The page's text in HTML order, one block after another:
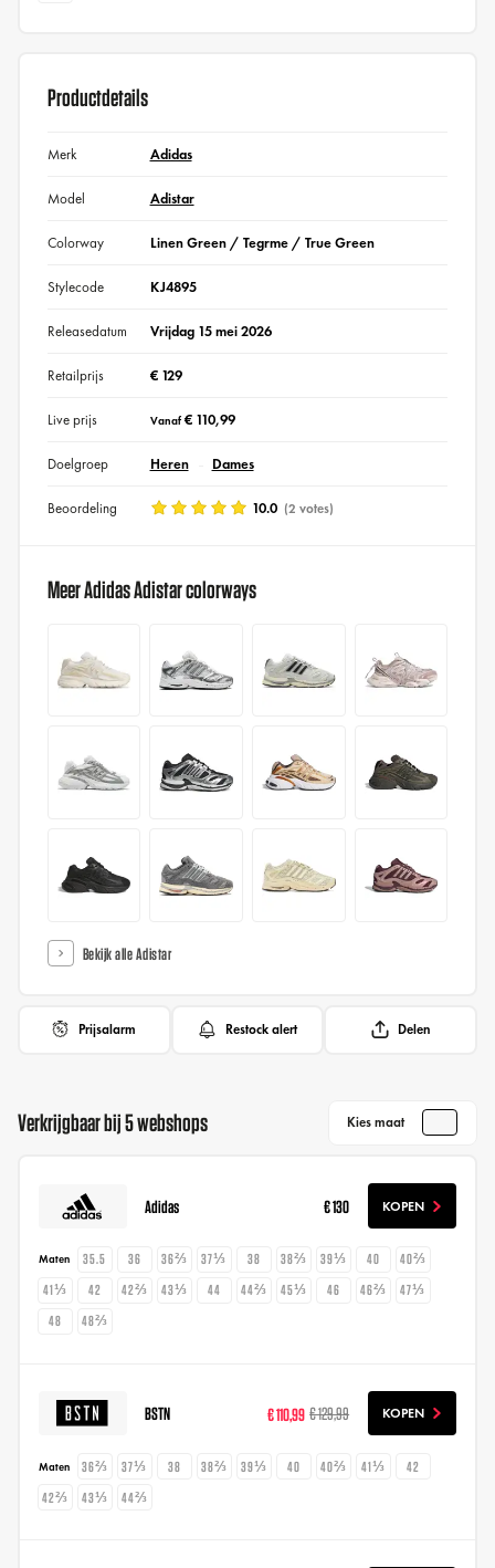
Productdetails
Merk Adidas
Model Adistar
Colorway Linen Green / Tegrme / True Green
Stylecode KJ4895
Releasedatum Vrijdag 15 mei 2026
Retailprijs € 129
Live prijs Vanaf€ 110,99
Doelgroep Heren Dames
Beoordeling 10.0 (2 votes)
Meer Adidas Adistar colorways
Bekijk alle Adistar
Prijsalarm Restock alert Delen
Verkrijgbaar bij 5 webshops Kies maat
Adidas € 130 KOPEN
Maten 35.5 36 36⅔ 37⅓ 38 38⅔ 39⅓ 40
40⅔
41⅓
42 42⅔ 43⅓ 44 44⅔ 45⅓ 46 46⅔
47⅓
48
48⅔
BSTN € 110,99 € 129,99 KOPEN
Maten 36⅔ 37⅓ 38 38⅔ 39⅓ 40 40⅔ 41⅓
42
42⅔
43⅓ 44⅔